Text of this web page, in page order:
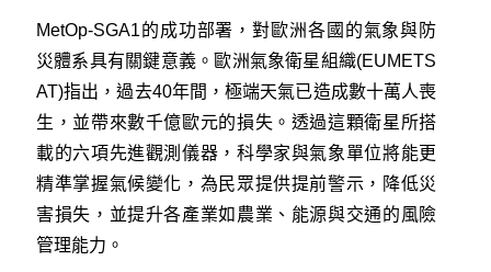
MetOp-SGA1的成功部署，對歐洲各國的氣象與防
災體系具有關鍵意義。歐洲氣象衛星組織(EUMETS
AT)指出，過去40年間，極端天氣已造成數十萬人喪
生，並帶來數千億歐元的損失。透過這顆衛星所搭
載的六項先進觀測儀器，科學家與氣象單位將能更
精準掌握氣候變化，為民眾提供提前警示，降低災
害損失，並提升各產業如農業、能源與交通的風險
管理能力。